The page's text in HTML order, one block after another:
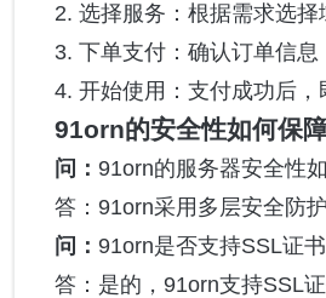
2. 选择服务：根据需求选
3. 下单支付：确认订单信息
4. 开始使用：支付成功后，
91orn的安全性如何保
问： 91orn的服务器安全性
答：91orn采用多层安全防
问： 91orn是否支持SSL证书
答：是的，91orn支持SSL